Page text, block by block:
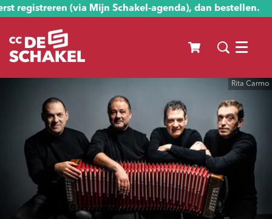
registreren (via Mijn Schakel-agenda), dan bestellen.
Menu
Rita Carmo